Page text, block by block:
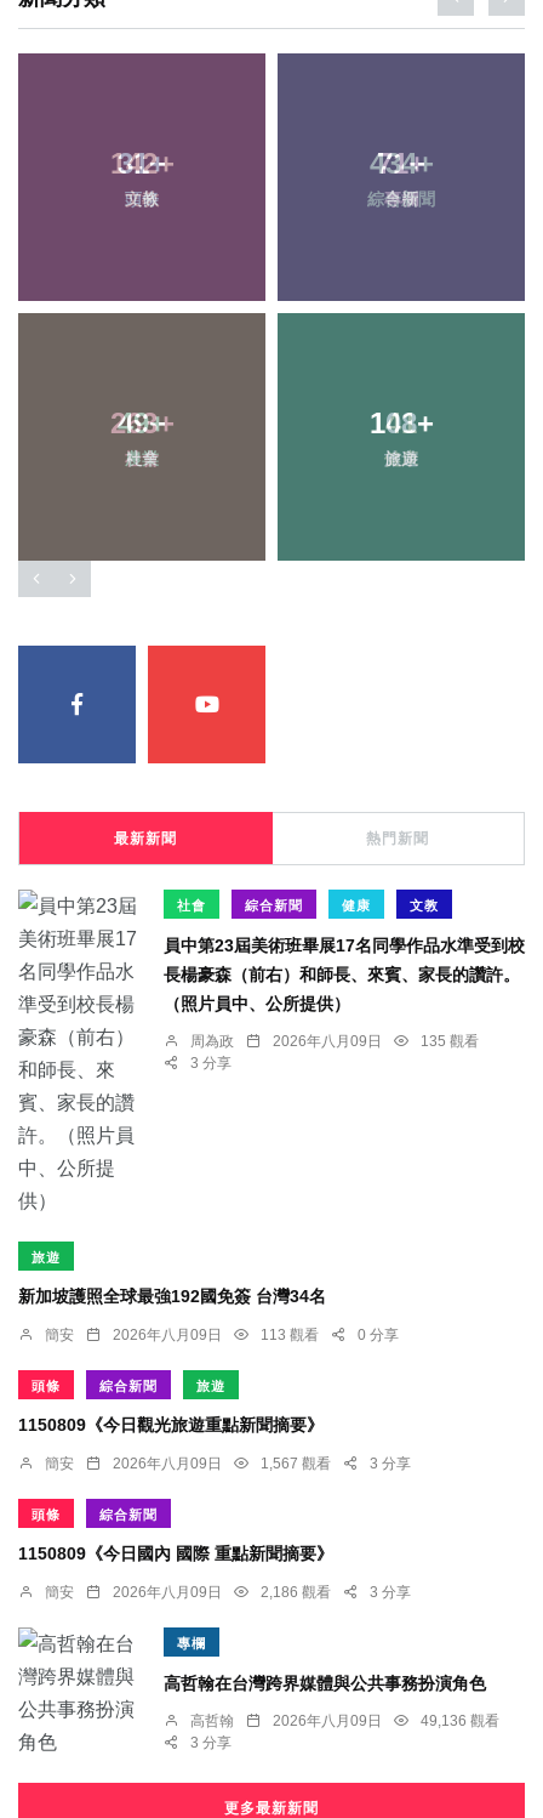
31+
頭條
71+
專欄
49+
農業
108+
旅遊
最新新聞 熱門新聞
社會 綜合新聞 健康 文教
員中第23屆美術班畢展17名同學作品水準受到校
長楊豪森（前右）和師長、來賓、家長的讚許。
（照片員中、公所提供）
周為政 2026年八月09日
135 觀看
3 分享
旅遊
新加坡護照全球最強192國免簽 台灣34名
簡安 2026年八月09日 113 觀看 0 分享
頭條 綜合新聞 旅遊
1150809《今日觀光旅遊重點新聞摘要》
簡安 2026年八月09日 1,567 觀看 3 分享
頭條 綜合新聞
1150809《今日國內 國際 重點新聞摘要》
簡安 2026年八月09日 2,186 觀看 3 分享
專欄
高哲翰在台灣跨界媒體與公共事務扮演角色
高哲翰 2026年八月09日
49,136 觀看
3 分享
更多最新新聞